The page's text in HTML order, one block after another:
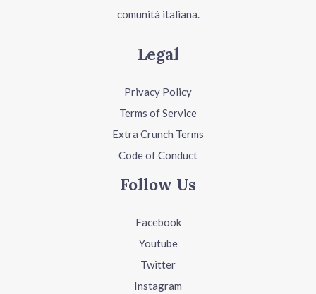
comunità italiana.
Legal
Privacy Policy
Terms of Service
Extra Crunch Terms
Code of Conduct
Follow Us
Facebook
Youtube
Twitter
Instagram